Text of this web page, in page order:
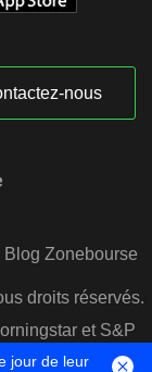
nous
Blog Zonebourse
droits réservés.
et S&P
jour de leur